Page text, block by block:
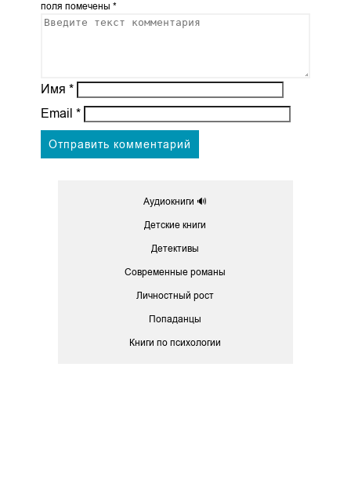
поля помечены *
Имя *
Email *
Аудиокниги 🔊
Детские книги
Детективы
Современные романы
Личностный рост
Попаданцы
Книги по психологии